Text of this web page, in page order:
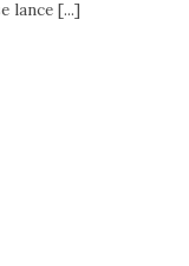
lance [...]